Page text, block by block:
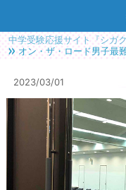
中学受験応援サイト『シガ
オン・ザ・ロード男子最
2023/03/01